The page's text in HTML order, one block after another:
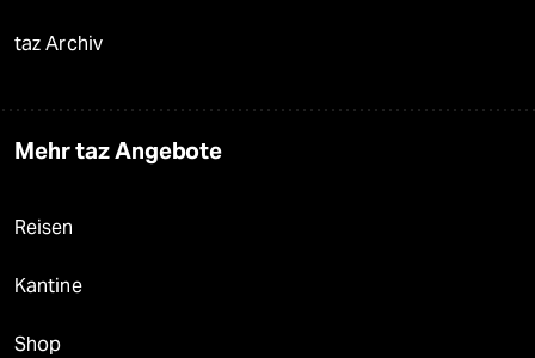
taz Archiv
Mehr taz Angebote
Reisen
Kantine
Shop